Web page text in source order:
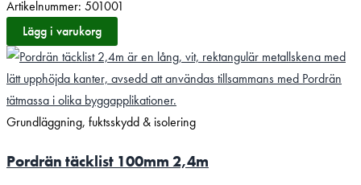
Artikelnummer: 501001
Lägg i varukorg
Grundläggning, fuktsskydd & isolering
Pordrän täcklist 100mm 2,4m